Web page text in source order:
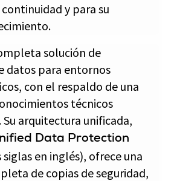
y para su
solución de
datos para entornos
con el respaldo de una
técnicos
arquitectura unificada,
Data Protection
siglas en inglés), ofrece una
de copias de seguridad,